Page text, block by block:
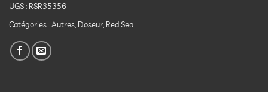
UGS : RSR35356
Catégories :Autres Doseur Red Sea